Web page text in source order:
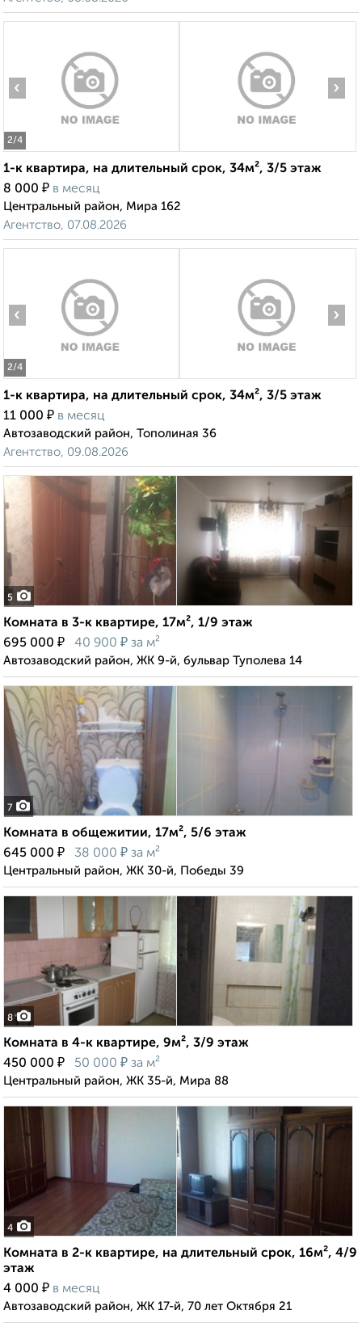
2/4
‹ ›
1-к квартира, на длительный срок, 34м², 3/5 этаж
8 000 ₽ в месяц
Центральный район, Мира 162
Агентство, 07.08.2026
2/4
‹ ›
1-к квартира, на длительный срок, 34м², 3/5 этаж
11 000 ₽ в месяц
Автозаводский район, Тополиная 36
Агентство, 09.08.2026
5
Комната в 3-к квартире, 17м², 1/9 этаж
695 000 ₽ 40 900 ₽ за м²
Автозаводский район, ЖК 9-й, бульвар Туполева 14
7
Комната в общежитии, 17м², 5/6 этаж
645 000 ₽ 38 000 ₽ за м²
Центральный район, ЖК 30-й, Победы 39
8
Комната в 4-к квартире, 9м², 3/9 этаж
450 000 ₽ 50 000 ₽ за м²
Центральный район, ЖК 35-й, Мира 88
4
Комната в 2-к квартире, на длительный срок, 16м², 4/9
этаж
4 000 ₽ в месяц
Автозаводский район, ЖК 17-й, 70 лет Октября 21